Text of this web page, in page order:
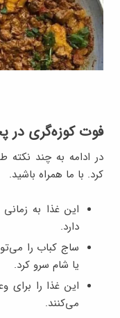
فوت کوزه‌گری
در ادامه به چند نکته
کرد. با ما همراه باشید.
دارد.
ساج کباب را
یا شام سرو کرد.
این غذا را برای
می‌کنند.